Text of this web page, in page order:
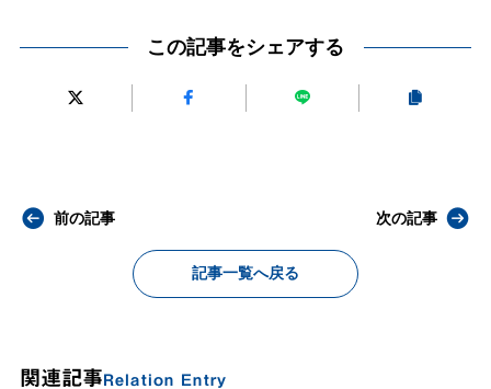
この記事をシェアする
前の記事
記事一覧へ戻る
次の記事
関連記事Relation Entry